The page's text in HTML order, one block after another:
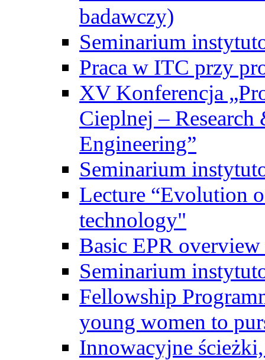
badawczy)
Seminarium
Praca w ITC przy
XV Konferencja
Cieplnej –
Engineering”
Seminarium
Lecture “Evolution
technology"
Basic EPR overview
Seminarium
Fellowship
young women to
Innowacyjne